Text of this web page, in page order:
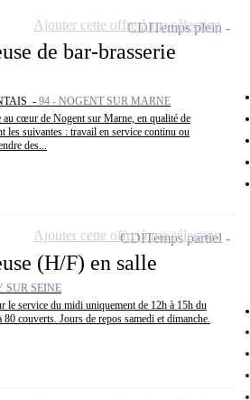
de bar-brasserie
- 94 - NOGENT SUR MARNE
au cœur de Nogent sur Marne, en qualité de
les suivantes : travail en service continu ou
des...
CDITemps plein
Ajouter cette offre à ma sélection
(H/F) en salle
SUR SEINE
le service du midi uniquement de 12h à 15h du
couverts. Jours de repos samedi et dimanche.
CDITemps partiel
Ajouter cette offre à ma sélection